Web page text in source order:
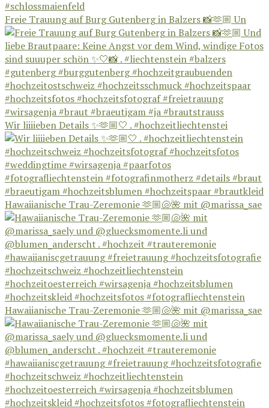
Freie Trauung auf Burg Gutenberg in Balzers 📸🫶🏼 Un
Wir liiiieben Details ✨🫶🏼🤍 . #hochzeitliechtenstei
Hawaiianische Trau-Zeremonie 🫶🏼🐚🌺 mit @marissa_sae
Hawaiianische Trau-Zeremonie 🫶🏼🐚🌺 mit @marissa_sae